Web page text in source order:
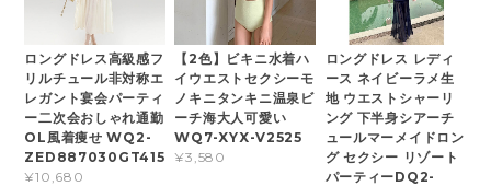
ロングドレス高級感フ
リルチュール非対称エ
レガント宴会パーティ
ー二次会おしゃれ通勤
OL風着痩せ WQ2-
ZED887030GT415
¥10,680
【2色】ビキニ水着ハ
イウエストセクシーモ
ノキニタンキニ温泉ビ
ーチ海大人可愛い
WQ7-XYX-V2525
¥3,580
ロングドレス レディ
ース ネイビーラメ生
地 ウエストシャーリ
ング 下半身シアーチ
ュールマーメイドロン
グ セクシー リゾート
パーティーDQ2-